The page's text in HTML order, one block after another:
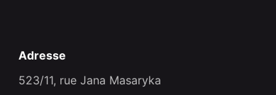
Adresse
523/11, rue Jana Masaryka